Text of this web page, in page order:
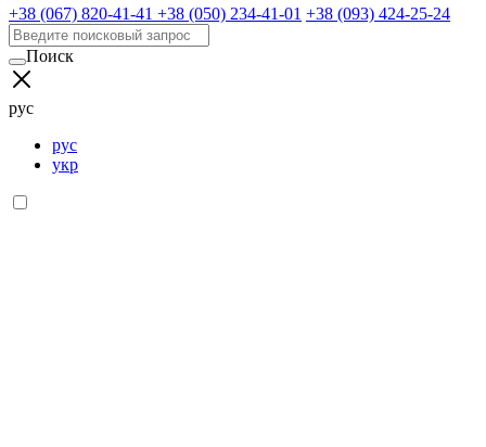
+38 (067) 820-41-41 +38 (050) 234-41-01 +38 (093) 424-25-24
Поиск
рус
рус
укр